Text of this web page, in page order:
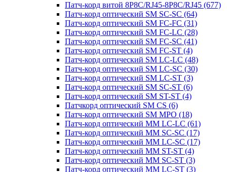
Патч-корд витой 8P8C/RJ45-8P8C/RJ45 (677)
Патч-корд оптический SM SC-SC (64)
Патч-корд оптический SM FC-FC (31)
Патч-корд оптический SM FC-LC (28)
Патч-корд оптический SM FC-SC (41)
Патч-корд оптический SM FC-ST (4)
Патч-корд оптический SM LC-LC (48)
Патч-корд оптический SM LC-SC (30)
Патч-корд оптический SM LC-ST (3)
Патч-корд оптический SM SC-ST (6)
Патч-корд оптический SM ST-ST (4)
Патчкорд оптический SM CS (6)
Патч-корд оптический SM MPO (18)
Патч-корд оптический MM LC-LC (61)
Патч-корд оптический MM SC-SC (17)
Патч-корд оптический MM LC-SC (17)
Патч-корд оптический MM ST-ST (4)
Патч-корд оптический MM SC-ST (3)
Патч-корд оптический MM LC-ST (3)